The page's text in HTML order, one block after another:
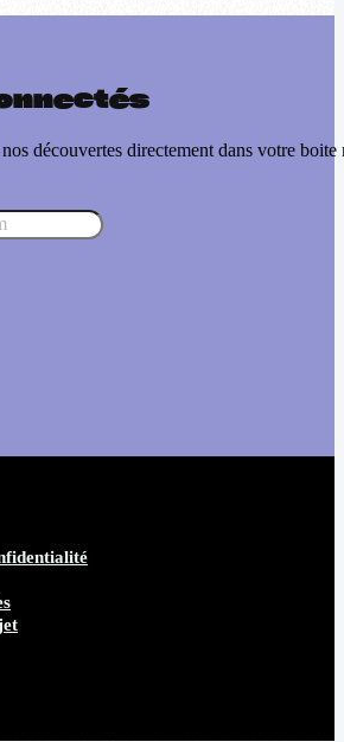
découvertes directement dans votre boite